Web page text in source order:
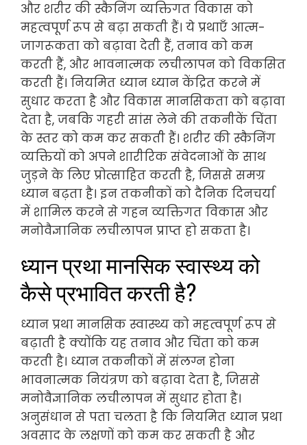
और शरीर की स्कैनिंग व्यक्तिगत विकास को
महत्वपूर्ण रूप से बढ़ा सकती हैं। ये प्रथाएँ आत्म-
जागरूकता को बढ़ावा देती हैं, तनाव को कम
करती हैं, और भावनात्मक लचीलापन को विकसित
करती हैं। नियमित ध्यान ध्यान केंद्रित करने में
सुधार करता है और विकास मानसिकता को बढ़ावा
देता है, जबकि गहरी सांस लेने की तकनीकें चिंता
के स्तर को कम कर सकती हैं। शरीर की स्कैनिंग
व्यक्तियों को अपने शारीरिक संवेदनाओं के साथ
जुड़ने के लिए प्रोत्साहित करती है, जिससे समग्र
ध्यान बढ़ता है। इन तकनीकों को दैनिक दिनचर्या
में शामिल करने से गहन व्यक्तिगत विकास और
मनोवैज्ञानिक लचीलापन प्राप्त हो सकता है।
ध्यान प्रथा मानसिक स्वास्थ्य को
कैसे प्रभावित करती है?
ध्यान प्रथा मानसिक स्वास्थ्य को महत्वपूर्ण रूप से
बढ़ाती है क्योंकि यह तनाव और चिंता को कम
करती है। ध्यान तकनीकों में संलग्न होना
भावनात्मक नियंत्रण को बढ़ावा देता है, जिससे
मनोवैज्ञानिक लचीलापन में सुधार होता है।
अनुसंधान से पता चलता है कि नियमित ध्यान प्रथा
अवसाद के लक्षणों को कम कर सकती है और